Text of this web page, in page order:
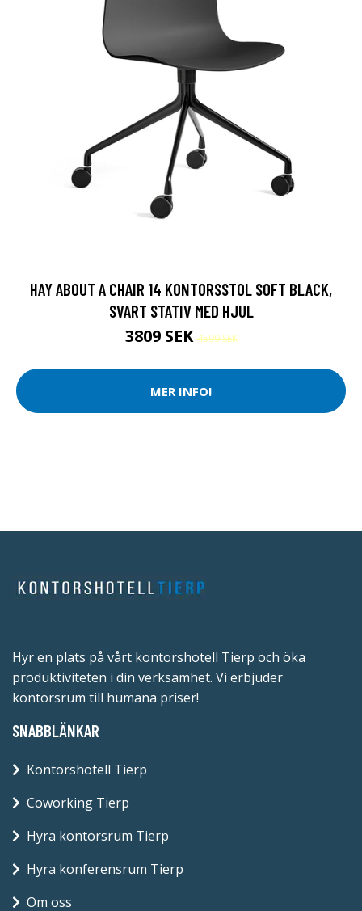
HAY ABOUT A CHAIR 14 KONTORSSTOL SOFT BLACK,
SVART STATIV MED HJUL
3809 SEK4599 SEK
MER INFO!
Hyr en plats på vårt kontorshotell Tierp och öka
produktiviteten i din verksamhet. Vi erbjuder
kontorsrum till humana priser!
SNABBLÄNKAR
Kontorshotell Tierp
Coworking Tierp
Hyra kontorsrum Tierp
Hyra konferensrum Tierp
Om oss